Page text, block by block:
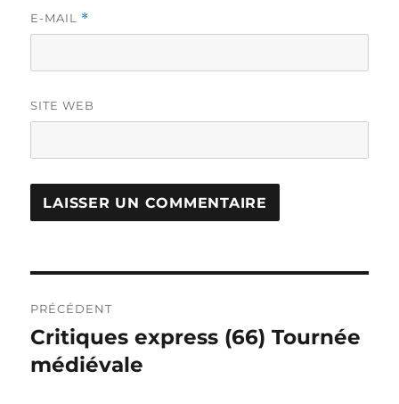
E-MAIL *
SITE WEB
de
l’article
PRÉCÉDENT
Publication
précédente :
Critiques express (66) Tournée
médiévale